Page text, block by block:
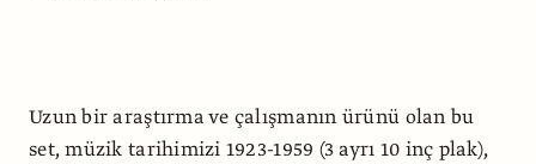
Uzun bir araştırma ve çalışmanın ürünü olan bu
set, müzik tarihimizi 1923-1959 (3 ayrı 10 inç plak),